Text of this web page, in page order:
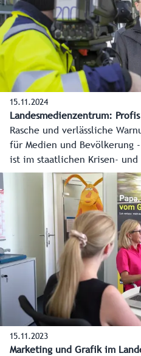
15.11.2024
Landesmedienzentrum:
Rasche und verlässliche
für Medien und Bevölkerung
ist im staatlichen Krisen- und
verankert und das
Einsatzstäben und
unermüdlich an
15.11.2023
Marketing und Grafik im